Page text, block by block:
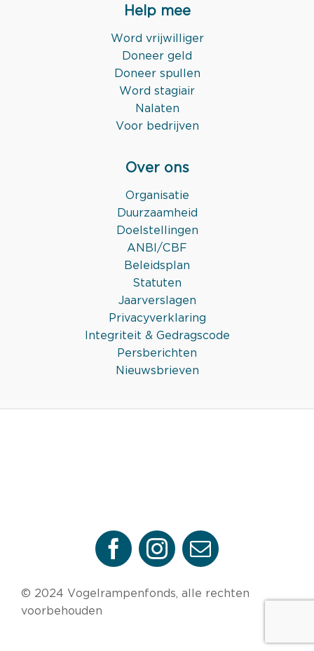
Help mee
Word vrijwilliger
Doneer geld
Doneer spullen
Word stagiair
Nalaten
Voor bedrijven
Over ons
Organisatie
Duurzaamheid
Doelstellingen
ANBI/CBF
Beleidsplan
Statuten
Jaarverslagen
Privacyverklaring
Integriteit & Gedragscode
Persberichten
Nieuwsbrieven
© 2024 Vogelrampenfonds, alle rechten
voorbehouden